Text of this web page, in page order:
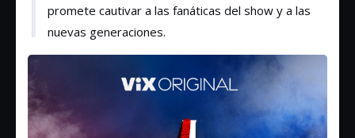
promete cautivar a las fanáticas del show y a las
nuevas generaciones.